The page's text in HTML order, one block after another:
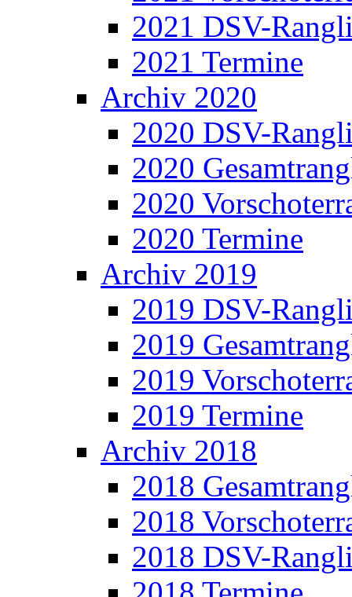
2021 DSV-
2021 Termine
Archiv 2020
2020 DSV-
2020
2020
2020 Termine
Archiv 2019
2019 DSV-
2019
2019
2019 Termine
Archiv 2018
2018
2018
2018 DSV-